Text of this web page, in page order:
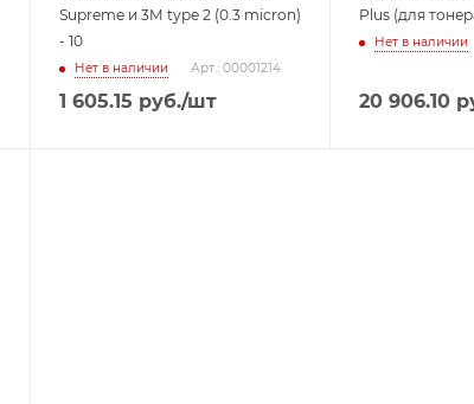
Supreme и 3M type 2 (0.3 micron)
- 10
Нет в наличии Арт.: 00001214
1 605.15 руб./шт
Plus (для
Нет в наличии
20 906.10